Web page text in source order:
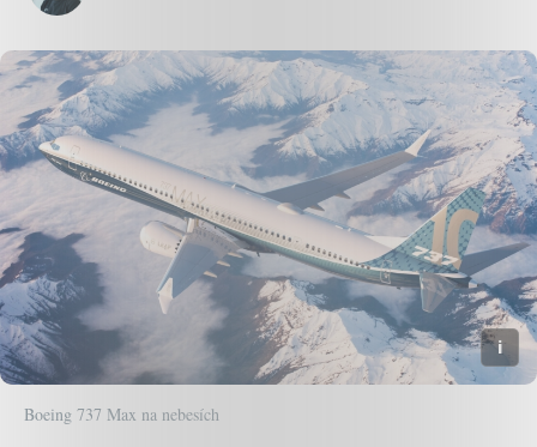
Boeing 737 Max na nebesích